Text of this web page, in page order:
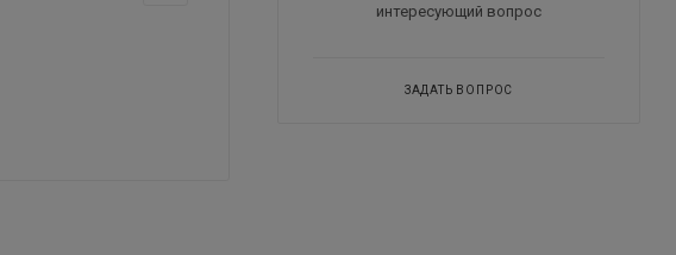
интересующий вопрос
ЗАДАТЬ ВОПРОС